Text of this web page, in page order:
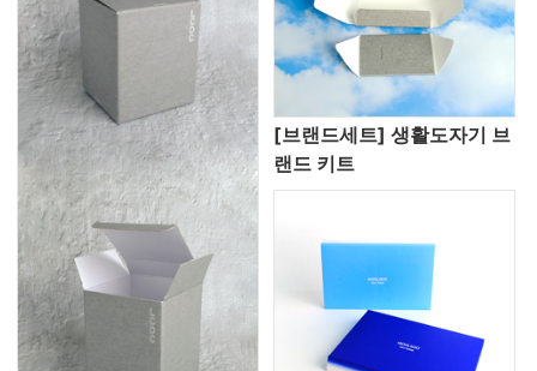
[브랜드세트] 생활도자기 브
랜드 키트